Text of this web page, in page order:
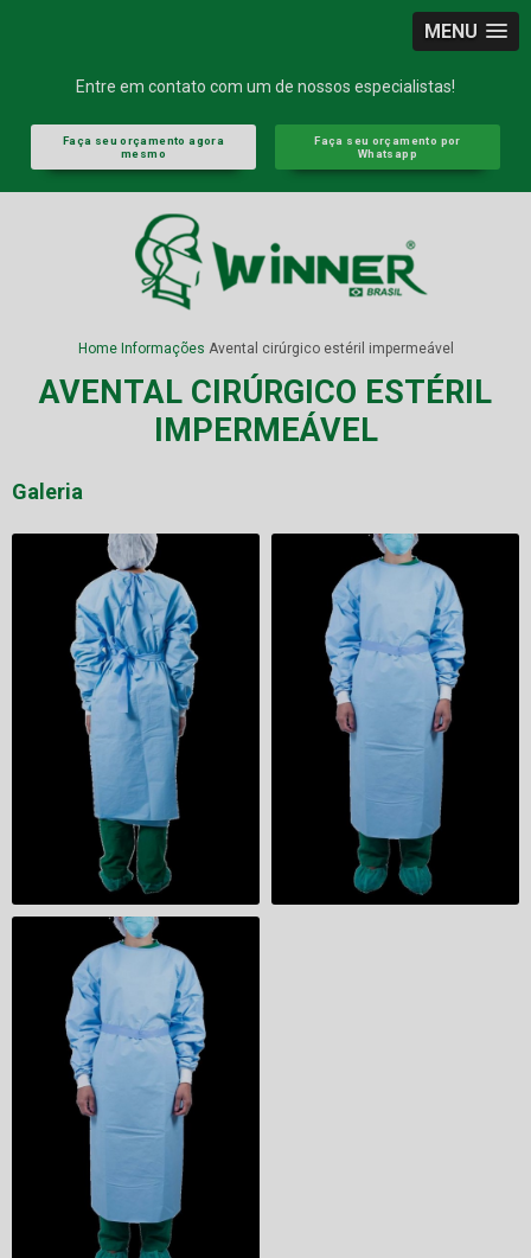
MENU
Entre em contato com um de nossos especialistas!
Faça seu orçamento agora
mesmo
Faça seu orçamento por
Whatsapp
Home Informações Avental cirúrgico estéril impermeável
AVENTAL CIRÚRGICO ESTÉRIL
IMPERMEÁVEL
Galeria